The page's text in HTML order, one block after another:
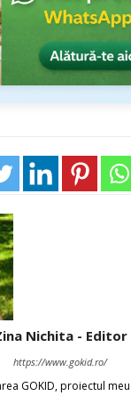
Nichita - Editor
https://www.gokid.ro/
GOKID, proiectul